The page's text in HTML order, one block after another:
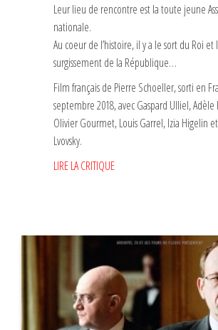
Leur lieu de rencontre est la toute jeune
nationale.
Au coeur de l’histoire, il y a le sort du Roi et
surgissement de la République…
Film français de Pierre Schoeller, sorti en
septembre 2018, avec Gaspard Ulliel,
Olivier Gourmet, Louis Garrel, Izïa Higelin
Lvovsky.
LIRE LA CRITIQUE